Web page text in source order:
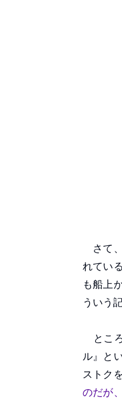
さて
れてい
も船上
ういう
とこ
ル』と
ストク
のだが